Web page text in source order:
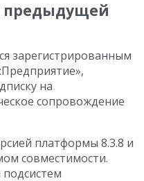
предыдущей
зарегистрированным
на
сопровождение
платформы 8.3.8 и
совместимости.